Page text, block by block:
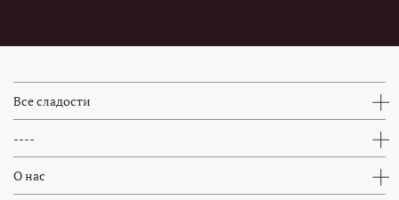
Все сладости
----
О нас